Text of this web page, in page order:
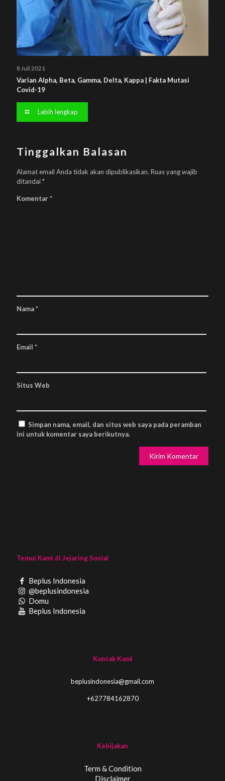
8 Juli 2021
Varian Alpha, Beta, Gamma, Delta, Kappa | Fakta Mutasi
Covid-19
Lebih lengkap
Tinggalkan Balasan
Alamat email Anda tidak akan dipublikasikan. Ruas yang wajib
ditandai*
Komentar*
Nama*
Email *
Situs Web
Simpan nama, email, dan situs web saya pada peramban
ini untuk komentar saya berikutnya.
Temui Kami di Jejaring Sosial
Beplus Indonesia
@beplusindonesia
Domu
Beplus Indonesia
Kontak Kami
beplusindonesia@gmail.com
+627784162870
Kebijakan
Term & Condition
Disclaimer